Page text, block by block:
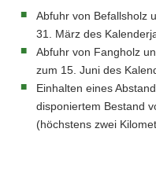
Borkenkäfers
Abfuhr von Befallsholz
31. März des
Abfuhr von Fangholz
zum 15. Juni des
Einhalten eines
disponiertem Bestand
(höchstens zwei